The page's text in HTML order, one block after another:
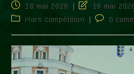
Publication
publiée :
18 mai 2026
Dernière
modification
de
la
18 mai
PostHors compétition
la
0